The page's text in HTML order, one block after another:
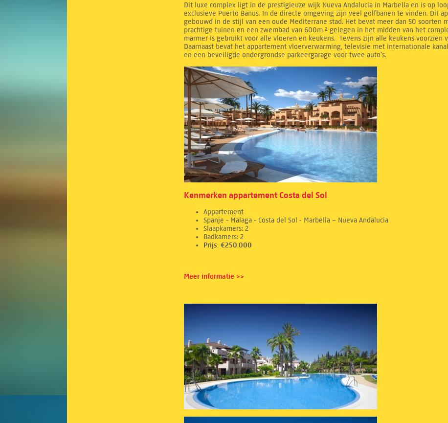
Dit luxe complex ligt in de prestigieuze wijk Nueva Andalucia in Marbella en is op
exclusieve Puerto Banus. In de directe omgeving zijn veel golfbanen te vinden. Dit
gebouwd in de stijl van een oude Mediterrane stad. Het bevat meer dan 50 soorten
prachtige tuinen en een zwembad van 600m ² gelegen in het midden van het
marmer is gebruikt voor alle vloeren en keukens. Tevens zijn alle keukens voorzien
Daarnaast bevat het appartement vloerverwarming, televisie met internationale
en een beveiligde ondergrondse parkeergarage voor twee auto’s.
Kenmerken appartement Costa del Sol
Appartement
Spanje - Malaga - Costa del Sol - Marbella – Nueva Andalucia
Slaapkamers: 2
Badkamers: 2
Prijs: €250.000
Meer informatie >>